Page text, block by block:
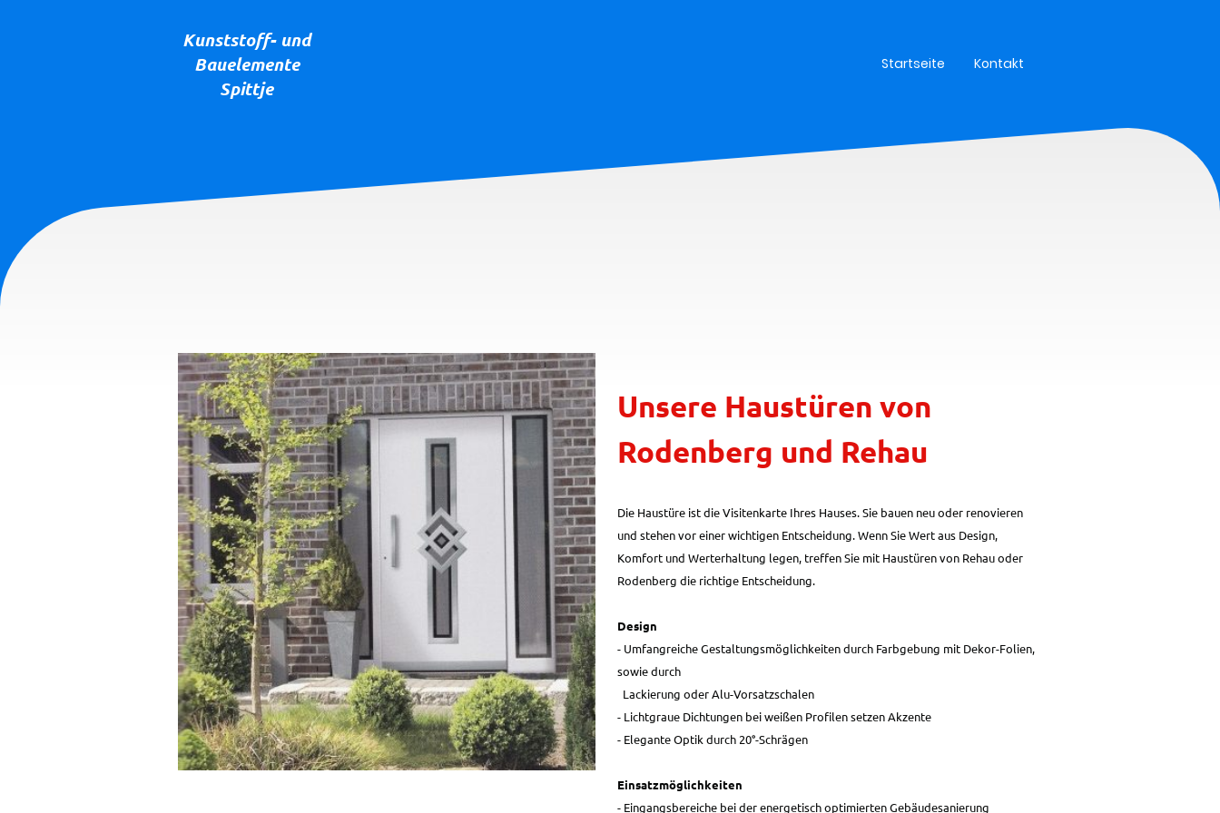
Kunststoff- und
Bauelemente
Spittje
Startseite Kontakt
Unsere Haustüren von
Rodenberg und Rehau
Die Haustüre ist die Visitenkarte Ihres Hauses. Sie bauen neu oder renovieren
und stehen vor einer wichtigen Entscheidung. Wenn Sie Wert aus Design,
Komfort und Werterhaltung legen, treffen Sie mit Haustüren von Rehau oder
Rodenberg die richtige Entscheidung.
Design
- Umfangreiche Gestaltungsmöglichkeiten durch Farbgebung mit Dekor-Folien,
sowie durch
Lackierung oder Alu-Vorsatzschalen
- Lichtgraue Dichtungen bei weißen Profilen setzen Akzente
- Elegante Optik durch 20°-Schrägen
Einsatzmöglichkeiten
- Eingangsbereiche bei der energetisch optimierten Gebäudesanierung